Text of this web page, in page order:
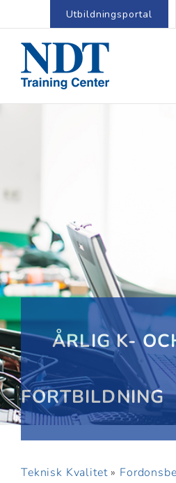
Utbildningsportal
ÅRLIG K-
FORTBILDNING
Teknisk Kvalitet»